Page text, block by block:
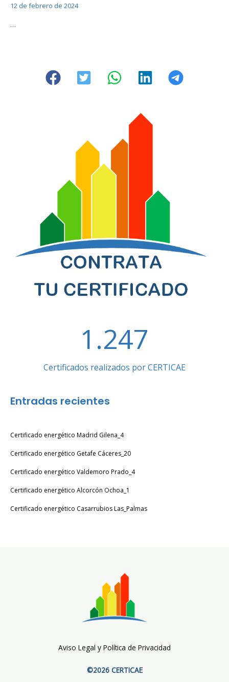
12 de febrero de 2024
…
1.247
Certificados realizados por CERTICAE
Entradas recientes
Certificado energético Madrid Gilena_4
Certificado energético Getafe Cáceres_20
Certificado energético Valdemoro Prado_4
Certificado energético Alcorcón Ochoa_1
Certificado energético Casarrubios Las_Palmas
Aviso Legal y Política de Privacidad
©2026 CERTICAE